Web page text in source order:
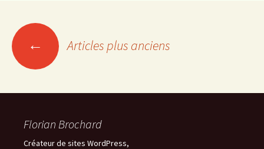
Navigation
des
articles
← Articles plus anciens
Florian Brochard
Créateur de sites WordPress,